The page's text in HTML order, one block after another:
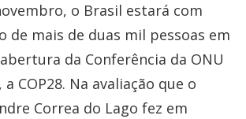
o Brasil estará com
de mais de duas mil pessoas em
da Conferência da ONU
COP28. Na avaliação que o
Correa do Lago fez em